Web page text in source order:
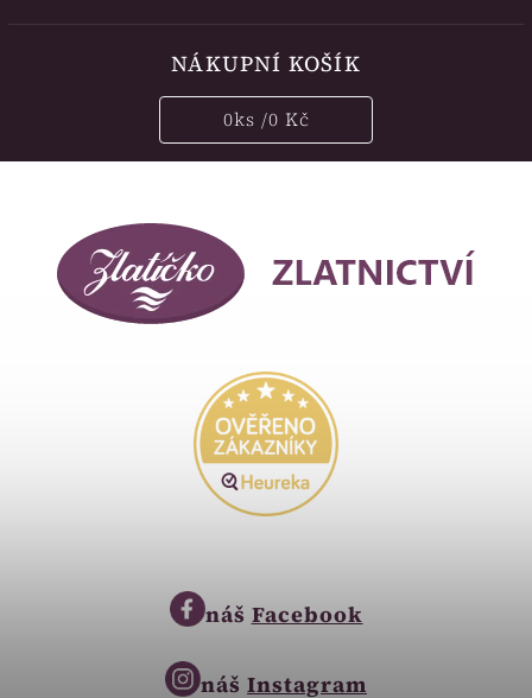
NÁKUPNÍ KOŠÍK
0ks /0 Kč
náš Facebook
náš Instagram